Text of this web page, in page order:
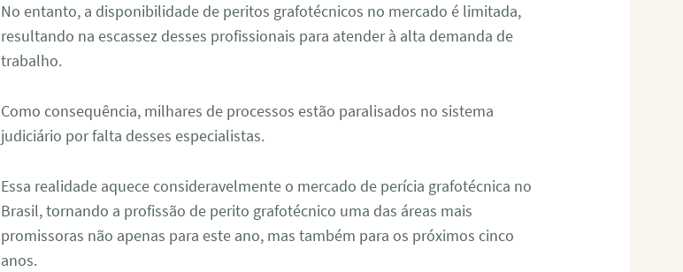
No entanto, a disponibilidade de peritos grafotécnicos no mercado é limitada,
resultando na escassez desses profissionais para atender à alta demanda de
trabalho.
Como consequência, milhares de processos estão paralisados no sistema
judiciário por falta desses especialistas.
Essa realidade aquece consideravelmente o mercado de perícia grafotécnica no
Brasil, tornando a profissão de perito grafotécnico uma das áreas mais
promissoras não apenas para este ano, mas também para os próximos cinco
anos.